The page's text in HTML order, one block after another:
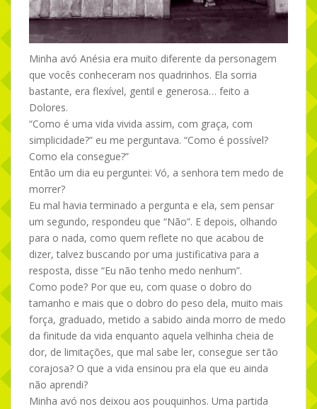
Minha avó Anésia era muito diferente da personagem
que vocês conheceram nos quadrinhos. Ela sorria
bastante, era flexível, gentil e generosa… feito a
Dolores.
“Como é uma vida vivida assim, com graça, com
simplicidade?” eu me perguntava. “Como é possível?
Como ela consegue?”
Então um dia eu perguntei: Vó, a senhora tem medo de
morrer?
Eu mal havia terminado a pergunta e ela, sem pensar
um segundo, respondeu que “Não”. E depois, olhando
para o nada, como quem reflete no que acabou de
dizer, talvez buscando por uma justificativa para a
resposta, disse “Eu não tenho medo nenhum”.
Como pode? Por que eu, com quase o dobro do
tamanho e mais que o dobro do peso dela, muito mais
força, graduado, metido a sabido ainda morro de medo
da finitude da vida enquanto aquela velhinha cheia de
dor, de limitações, que mal sabe ler, consegue ser tão
corajosa? O que a vida ensinou pra ela que eu ainda
não aprendi?
Minha avó nos deixou aos pouquinhos. Uma partida